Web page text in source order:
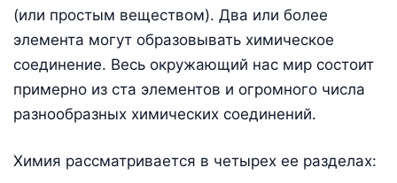
(или простым веществом). Два или более
элемента могут образовывать химическое
соединение. Весь окружающий нас мир состоит
примерно из ста элементов и огромного числа
разнообразных химических соединений.
Химия рассматривается в четырех ее разделах: